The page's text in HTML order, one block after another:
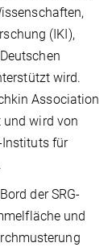
(IKI),
wird.
Association
und wird von
Instituts für
der SRG-
und